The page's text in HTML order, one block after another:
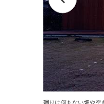
廻りは何もない畑や空